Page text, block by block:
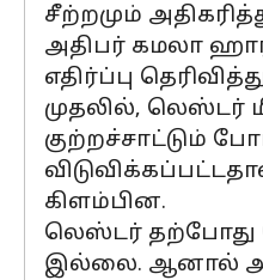
சீற்றமும்
அதிபர் கமலா
எதிர்ப்பு
முதலில், லெஸ்டர்
குற்றச்சாட்டும்
கிளம்பின.
லெஸ்டர்
இல்லை. ஆனால்